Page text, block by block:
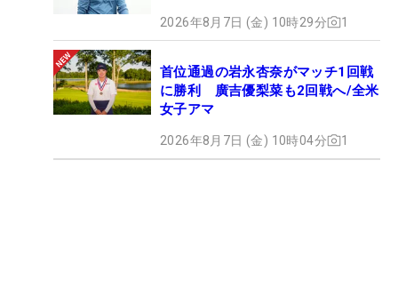
2026年8月7日 (金) 10時29分 1
首位通過の岩永杏奈がマッチ1回戦
に勝利 廣吉優梨菜も2回戦へ/全米
女子アマ
2026年8月7日 (金) 10時04分 1